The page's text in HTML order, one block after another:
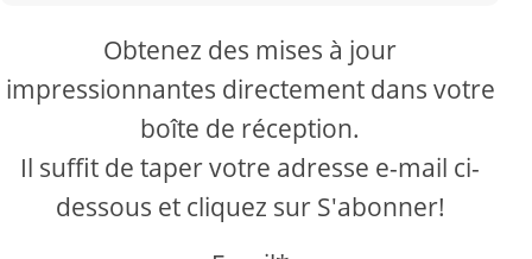
Obtenez des mises à jour
impressionnantes directement dans votre
boîte de réception.
Il suffit de taper votre adresse e-mail ci-
dessous et cliquez sur S'abonner!